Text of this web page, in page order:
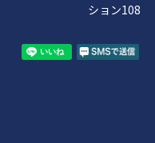
ション108